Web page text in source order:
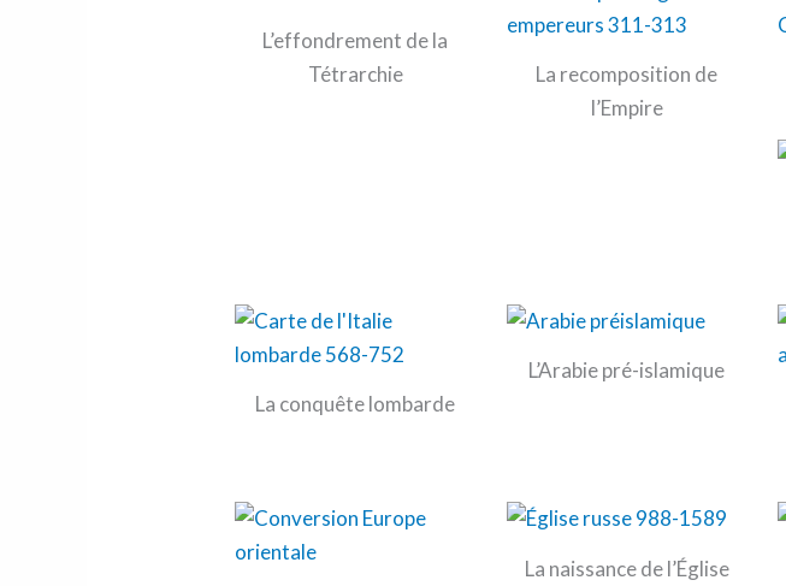
L’effondrement de la
Tétrarchie
La recomposition de
l’Empire
La conquête lombarde
L’Arabie pré-islamique
La naissance de l’Église